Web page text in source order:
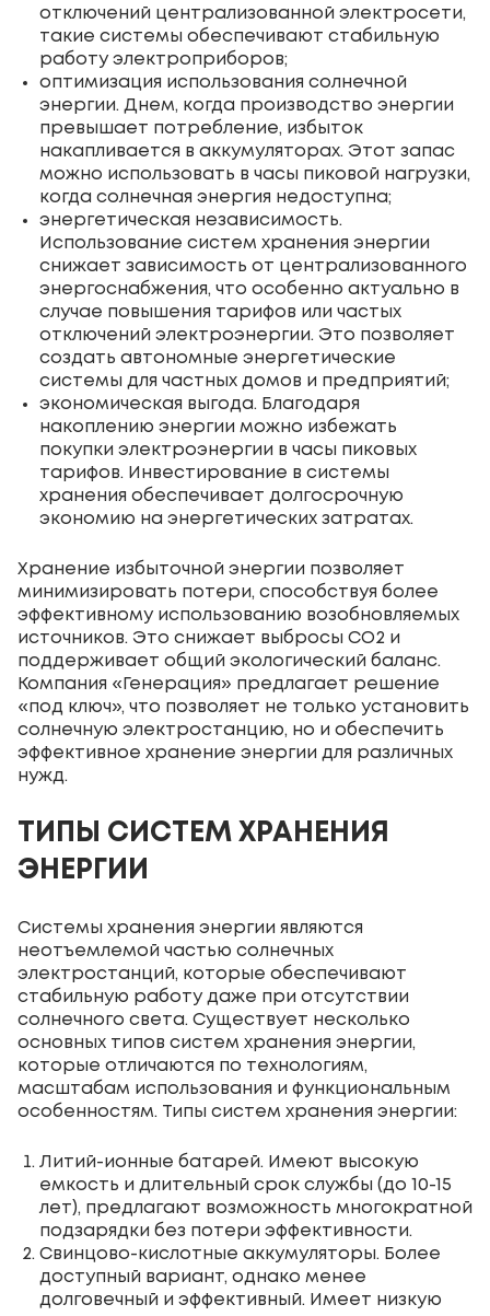
отключений централизованной электросети,
такие системы обеспечивают стабильную
работу электроприборов;
оптимизация использования солнечной
энергии. Днем, когда производство энергии
превышает потребление, избыток
накапливается в аккумуляторах. Этот запас
можно использовать в часы пиковой нагрузки,
когда солнечная энергия недоступна;
энергетическая независимость.
Использование систем хранения энергии
снижает зависимость от централизованного
энергоснабжения, что особенно актуально в
случае повышения тарифов или частых
отключений электроэнергии. Это позволяет
создать автономные энергетические
системы для частных домов и предприятий;
экономическая выгода. Благодаря
накоплению энергии можно избежать
покупки электроэнергии в часы пиковых
тарифов. Инвестирование в системы
хранения обеспечивает долгосрочную
экономию на энергетических затратах.
Хранение избыточной энергии позволяет
минимизировать потери, способствуя более
эффективному использованию возобновляемых
источников. Это снижает выбросы CO2 и
поддерживает общий экологический баланс.
Компания «Генерация» предлагает решение
«под ключ», что позволяет не только установить
солнечную электростанцию, но и обеспечить
эффективное хранение энергии для различных
нужд.
ТИПЫ СИСТЕМ ХРАНЕНИЯ
ЭНЕРГИИ
Системы хранения энергии являются
неотъемлемой частью солнечных
электростанций, которые обеспечивают
стабильную работу даже при отсутствии
солнечного света. Существует несколько
основных типов систем хранения энергии,
которые отличаются по технологиям,
масштабам использования и функциональным
особенностям. Типы систем хранения энергии:
Литий-ионные батарей. Имеют высокую
емкость и длительный срок службы (до 10-15
лет), предлагают возможность многократной
подзарядки без потери эффективности.
Свинцово-кислотные аккумуляторы. Более
доступный вариант, однако менее
долговечный и эффективный. Имеет низкую